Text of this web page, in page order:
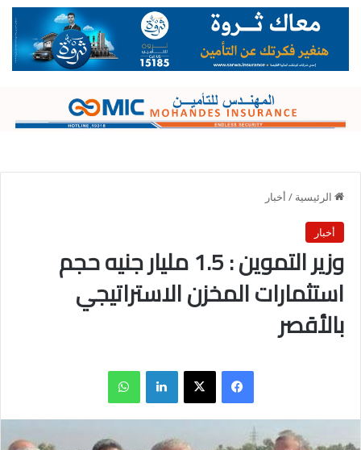
الرئيسية / أخبار
أخبار
وزير التموين : 1.5 مليار جنيه حجم
استثمارات المخزن الاستراتيجي
بالأقصر
فيسبوك X لينكدإن